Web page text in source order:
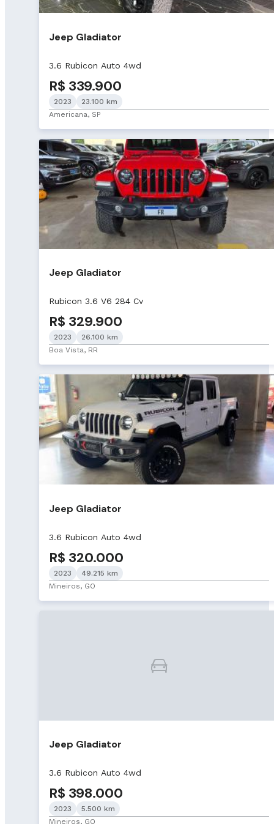
Jeep Gladiator
3.6 Rubicon Auto 4wd
R$ 339.900
2023
23.100 km
Americana, SP
Jeep Gladiator
Rubicon 3.6 V6 284 Cv
R$ 329.900
2023
26.100 km
Boa Vista, RR
Jeep Gladiator
3.6 Rubicon Auto 4wd
R$ 320.000
2023
49.215 km
Mineiros, GO
Jeep Gladiator
3.6 Rubicon Auto 4wd
R$ 398.000
2023
5.500 km
Mineiros, GO